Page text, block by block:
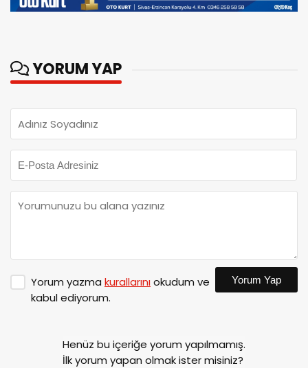
YORUM YAP
Yorum yazma kurallarınıokudum ve
kabul ediyorum.
Yorum Yap
Henüz bu içeriğe yorum yapılmamış.
İlk yorum yapan olmak ister misiniz?